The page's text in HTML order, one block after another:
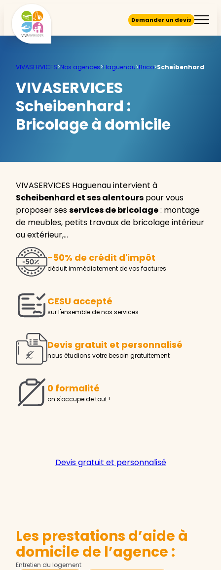
Demander un devis
VIVASERVICES>Nos agences>Haguenau>Brico>Scheibenhard
VIVASERVICES
Scheibenhard :
Bricolage à domicile
VIVASERVICES Haguenau intervient à
Scheibenhard et ses alentours pour vous
proposer sesservices de bricolage: montage
de meubles, petits travaux de bricolage intérieur
ou extérieur,…
-50% de crédit d'impôt
déduit immédiatement de vos factures
CESU accepté
sur l'ensemble de nos services
Devis gratuit et personnalisé
nous étudions votre besoin gratuitement
0 formalité
on s'occupe de tout !
Devis gratuit et personnalisé
Les prestations d’aide à
domicile de l’agence :
Entretien du logement